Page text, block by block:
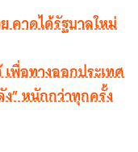
คาดได้รัฐบาลใหม่
พื่อทางออกประเทศ
ง” หนักกว่าทุกครั้ง